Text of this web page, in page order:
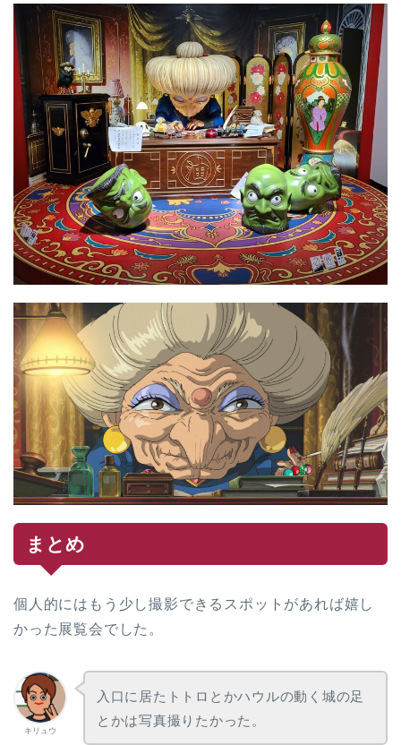
まとめ
個人的にはもう少し撮影できるスポットがあれば嬉し
かった展覧会でした。
キリュウ
入口に居たトトロとかハウルの動く城の足
とかは写真撮りたかった。